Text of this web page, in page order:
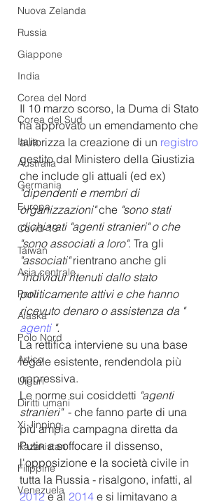
Nuova Zelanda
Russia
Giappone
India
Corea del Nord
Corea del Sud
Italia
Australia
Germania
Europa
Covid-19
Taiwan
Asia centrale
Perù
Alaska
Polo Nord
Artico
Uiguri
Diritti umani
Xi Jinping
Kazakistan
Filippine
Venezuela
Il 10 marzo scorso, la Duma di Stato
ha approvato un emendamento che
autorizza la creazione di un registro
gestito dal Ministero della Giustizia
che include gli attuali (ed ex)
"dipendenti e membri di
organizzazioni" che "sono stati
dichiarati "agenti stranieri" o che
"sono associati a loro". Tra gli
"associati" rientrano anche gli
"individui ritenuti dallo stato
politicamente attivi e che hanno
ricevuto denaro o assistenza da "
agenti ".
La rettifica interviene su una base
legale esistente, rendendola più
oppressiva.
Le norme sui cosiddetti "agenti
stranieri"
  - che fanno parte di una
più ampia campagna diretta da
Putin a soffocare il dissenso,
l'opposizione e la società civile in
tutta la Russia - risalgono, infatti, al
2012 e al 2014 e si limitavano a